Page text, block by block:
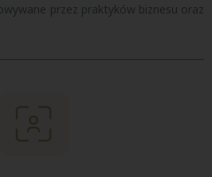
przez praktyków biznesu oraz